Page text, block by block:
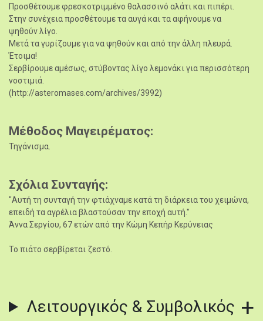
Προσθέτουμε φρεσκοτριμμένο θαλασσινό αλάτι και πιπέρι.
Στην συνέχεια προσθέτουμε τα αυγά και τα αφήνουμε να
ψηθούν λίγο.
Μετά τα γυρίζουμε για να ψηθούν και από την άλλη πλευρά.
Έτοιμα!
Σερβίρουμε αμέσως, στύβοντας λίγο λεμονάκι για περισσότερη
νοστιμιά.
(http://asteromases.com/archives/3992)
Μέθοδος Μαγειρέματος
Τηγάνισμα.
Σχόλια Συνταγής
"Αυτή τη συνταγή την φτιάχναμε κατά τη διάρκεια του χειμώνα,
επειδή τα αγρέλια βλαστούσαν την εποχή αυτή."
Άννα Σεργίου, 67 ετών από την Κώμη Κεπήρ Κερύνειας
Το πιάτο σερβίρεται ζεστό.
Λειτουργικός & Συμβολικός